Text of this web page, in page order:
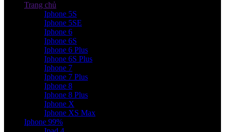
Trang chủ
Iphone 5S
Iphone 5SE
Iphone 6
Iphone 6S
Iphone 6 Plus
Iphone 6S Plus
Iphone 7
Iphone 7 Plus
Iphone 8
Iphone 8 Plus
Iphone X
Iphone XS Max
Iphone 99%